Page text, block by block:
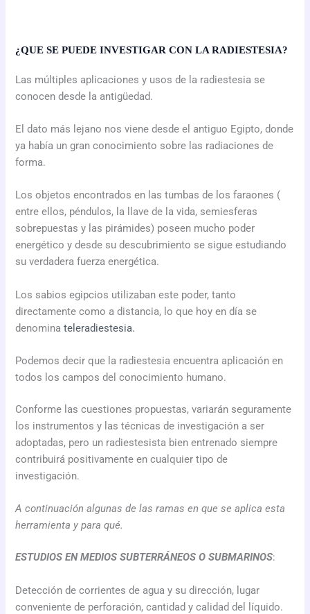
¿QUE SE PUEDE INVESTIGAR CON LA RADIESTESIA?
Las múltiples aplicaciones y usos de la radiestesia se
conocen desde la antigüedad.
El dato más lejano nos viene desde el antiguo Egipto, donde
ya había un gran conocimiento sobre las radiaciones de
forma.
Los objetos encontrados en las tumbas de los faraones (
entre ellos, péndulos, la llave de la vida, semiesferas
sobrepuestas y las pirámides) poseen mucho poder
energético y desde su descubrimiento se sigue estudiando
su verdadera fuerza energética.
Los sabios egipcios utilizaban este poder, tanto
directamente como a distancia, lo que hoy en día se
denominateleradiestesia.
Podemos decir que la radiestesia encuentra aplicación en
todos los campos del conocimiento humano.
Conforme las cuestiones propuestas, variarán seguramente
los instrumentos y las técnicas de investigación a ser
adoptadas, pero un radiestesista bien entrenado siempre
contribuirá positivamente en cualquier tipo de
investigación.
A continuación algunas de las ramas en que se aplica esta
herramienta y para qué.
ESTUDIOS EN MEDIOS SUBTERRÁNEOS O SUBMARINOS:
Detección de corrientes de agua y su dirección, lugar
conveniente de perforación, cantidad y calidad del líquido.